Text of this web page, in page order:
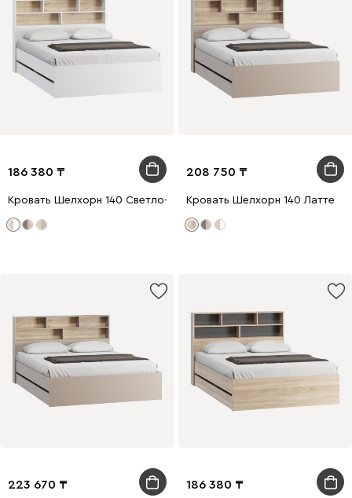
186 380
Кровать Шелхорн 140 Светло-бежевый
208 750
Кровать Шелхорн 140 Латте
223 670 186 380